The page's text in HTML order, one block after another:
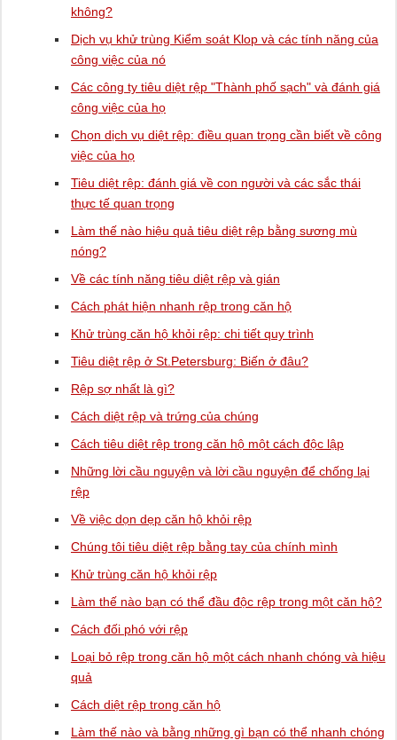
không?
Dịch vụ khử trùng Kiểm soát Klop và các tính năng của
công việc của nó
Các công ty tiêu diệt rệp "Thành phố sạch" và đánh giá
công việc của họ
Chọn dịch vụ diệt rệp: điều quan trọng cần biết về công
việc của họ
Tiêu diệt rệp: đánh giá về con người và các sắc thái
thực tế quan trọng
Làm thế nào hiệu quả tiêu diệt rệp bằng sương mù
nóng?
Về các tính năng tiêu diệt rệp và gián
Cách phát hiện nhanh rệp trong căn hộ
Khử trùng căn hộ khỏi rệp: chi tiết quy trình
Tiêu diệt rệp ở St.Petersburg: Biến ở đâu?
Rệp sợ nhất là gì?
Cách diệt rệp và trứng của chúng
Cách tiêu diệt rệp trong căn hộ một cách độc lập
Những lời cầu nguyện và lời cầu nguyện để chống lại
rệp
Về việc dọn dẹp căn hộ khỏi rệp
Chúng tôi tiêu diệt rệp bằng tay của chính mình
Khử trùng căn hộ khỏi rệp
Làm thế nào bạn có thể đầu độc rệp trong một căn hộ?
Cách đối phó với rệp
Loại bỏ rệp trong căn hộ một cách nhanh chóng và hiệu
quả
Cách diệt rệp trong căn hộ
Làm thế nào và bằng những gì bạn có thể nhanh chóng